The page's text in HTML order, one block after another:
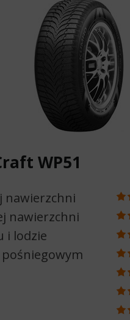
WP51
nawierzchni
nawierzchni
i lodzie
pośniegowym